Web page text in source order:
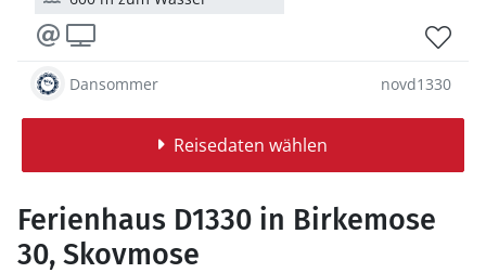
Dansommer novd1330
Reisedaten wählen
Ferienhaus D1330 in Birkemose
30, Skovmose